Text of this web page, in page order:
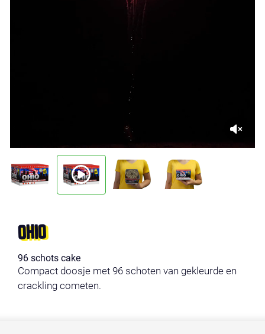
OHIO
96 schots cake
Compact doosje met 96 schoten van gekleurde en
crackling cometen.